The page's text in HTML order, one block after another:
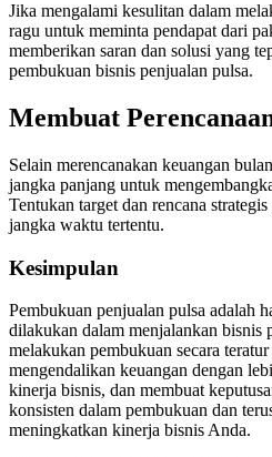
Jika mengalami kesulitan dalam
ragu untuk meminta pendapat dari
memberikan saran dan solusi yang
pembukuan bisnis penjualan pulsa.
Membuat
Selain merencanakan keuangan
jangka panjang untuk
Tentukan target dan rencana
jangka waktu tertentu.
Kesimpulan
Pembukuan penjualan pulsa adalah
dilakukan dalam menjalankan bisnis
melakukan pembukuan secara
mengendalikan keuangan dengan
kinerja bisnis, dan membuat
konsisten dalam pembukuan dan
meningkatkan kinerja bisnis Anda.